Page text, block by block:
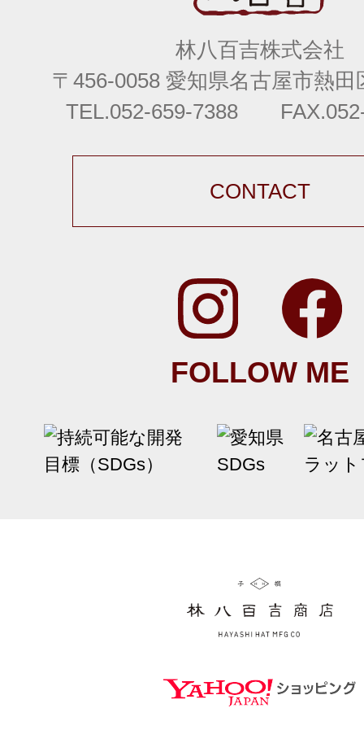
林八百吉株式会社
〒456-0058 愛知県名古屋市熱田
TEL.052-659-7388
CONTACT
FOLLOW ME